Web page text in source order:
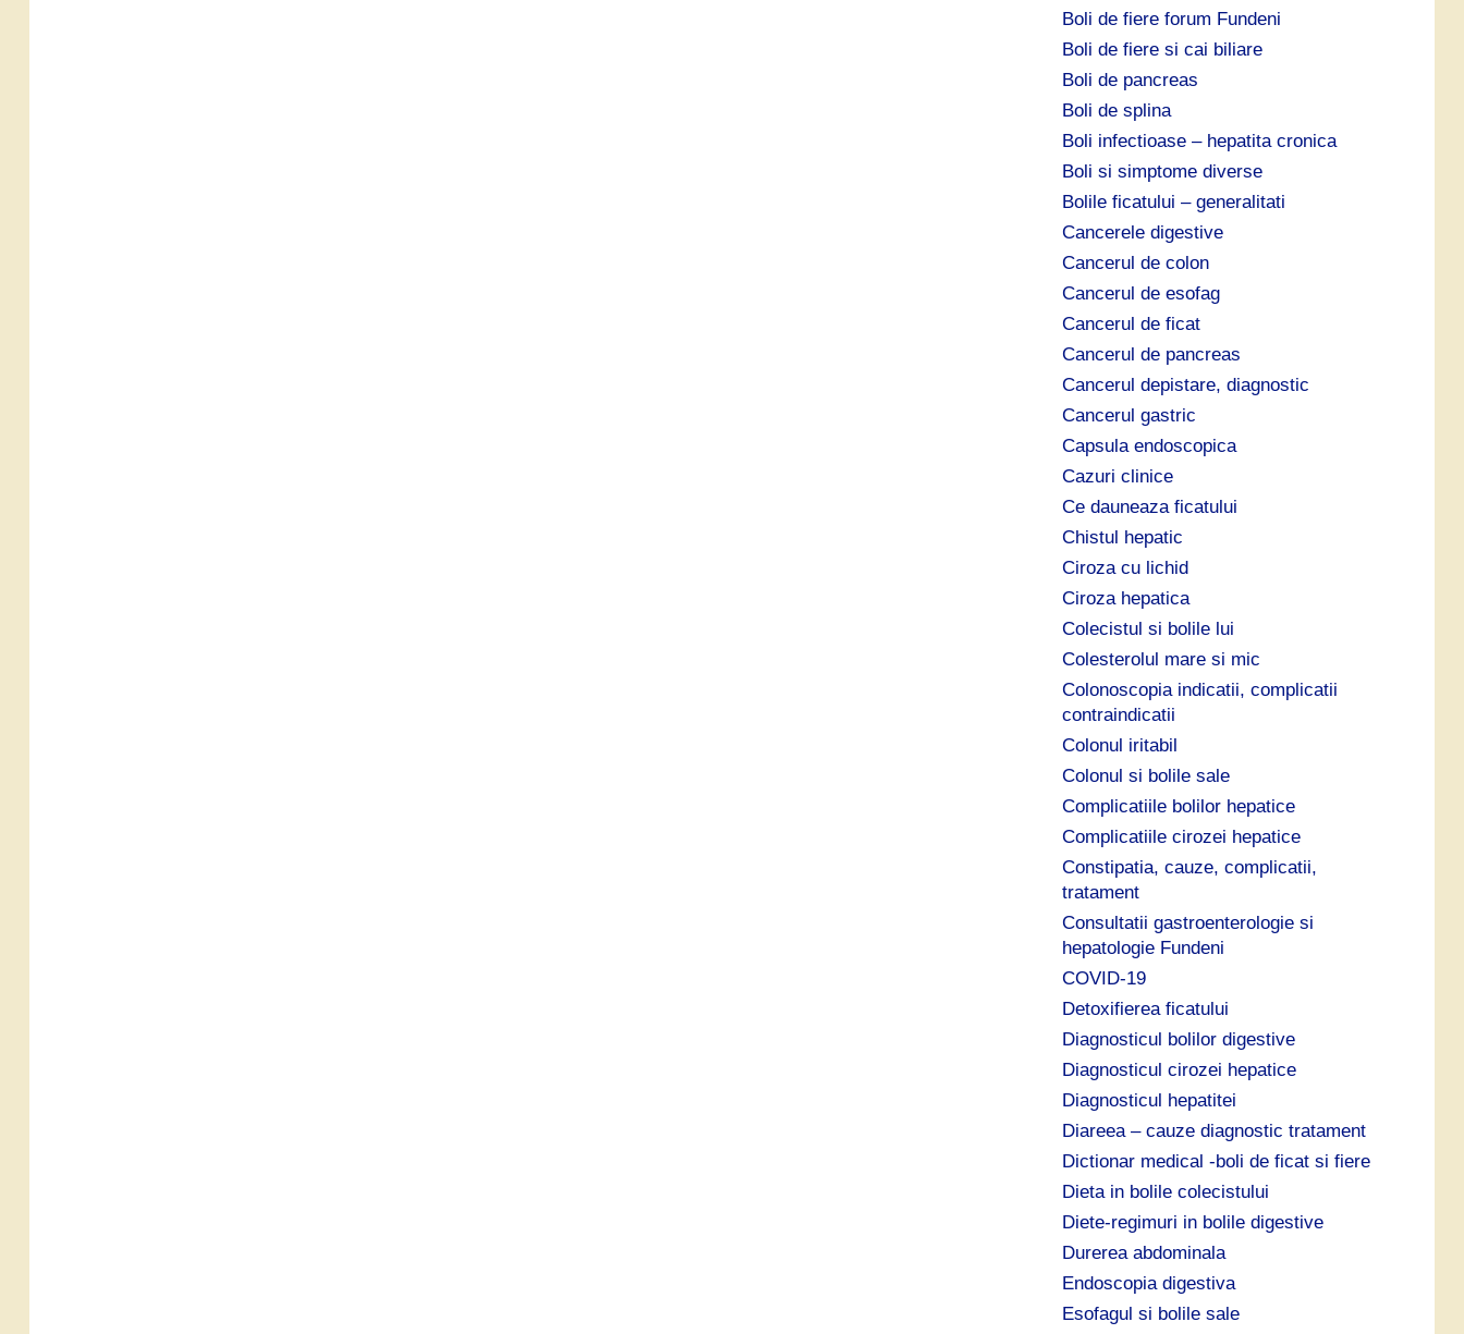
Boli de fiere forum Fundeni
Boli de fiere si cai biliare
Boli de pancreas
Boli de splina
Boli infectioase – hepatita cronica
Boli si simptome diverse
Bolile ficatului – generalitati
Cancerele digestive
Cancerul de colon
Cancerul de esofag
Cancerul de ficat
Cancerul de pancreas
Cancerul depistare, diagnostic
Cancerul gastric
Capsula endoscopica
Cazuri clinice
Ce dauneaza ficatului
Chistul hepatic
Ciroza cu lichid
Ciroza hepatica
Colecistul si bolile lui
Colesterolul mare si mic
Colonoscopia indicatii, complicatii
contraindicatii
Colonul iritabil
Colonul si bolile sale
Complicatiile bolilor hepatice
Complicatiile cirozei hepatice
Constipatia, cauze, complicatii,
tratament
Consultatii gastroenterologie si
hepatologie Fundeni
COVID-19
Detoxifierea ficatului
Diagnosticul bolilor digestive
Diagnosticul cirozei hepatice
Diagnosticul hepatitei
Diareea – cauze diagnostic tratament
Dictionar medical -boli de ficat si fiere
Dieta in bolile colecistului
Diete-regimuri in bolile digestive
Durerea abdominala
Endoscopia digestiva
Esofagul si bolile sale